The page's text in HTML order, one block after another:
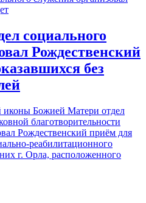
социального
Рождественский
без
иконы Божией Матери отдел
благотворительности
Рождественский приём для
реабилитационного
г. Орла, расположенного